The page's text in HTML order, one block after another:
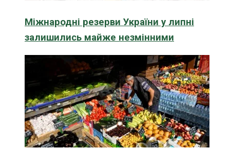
Міжнародні резерви України у липні
залишились майже незмінними